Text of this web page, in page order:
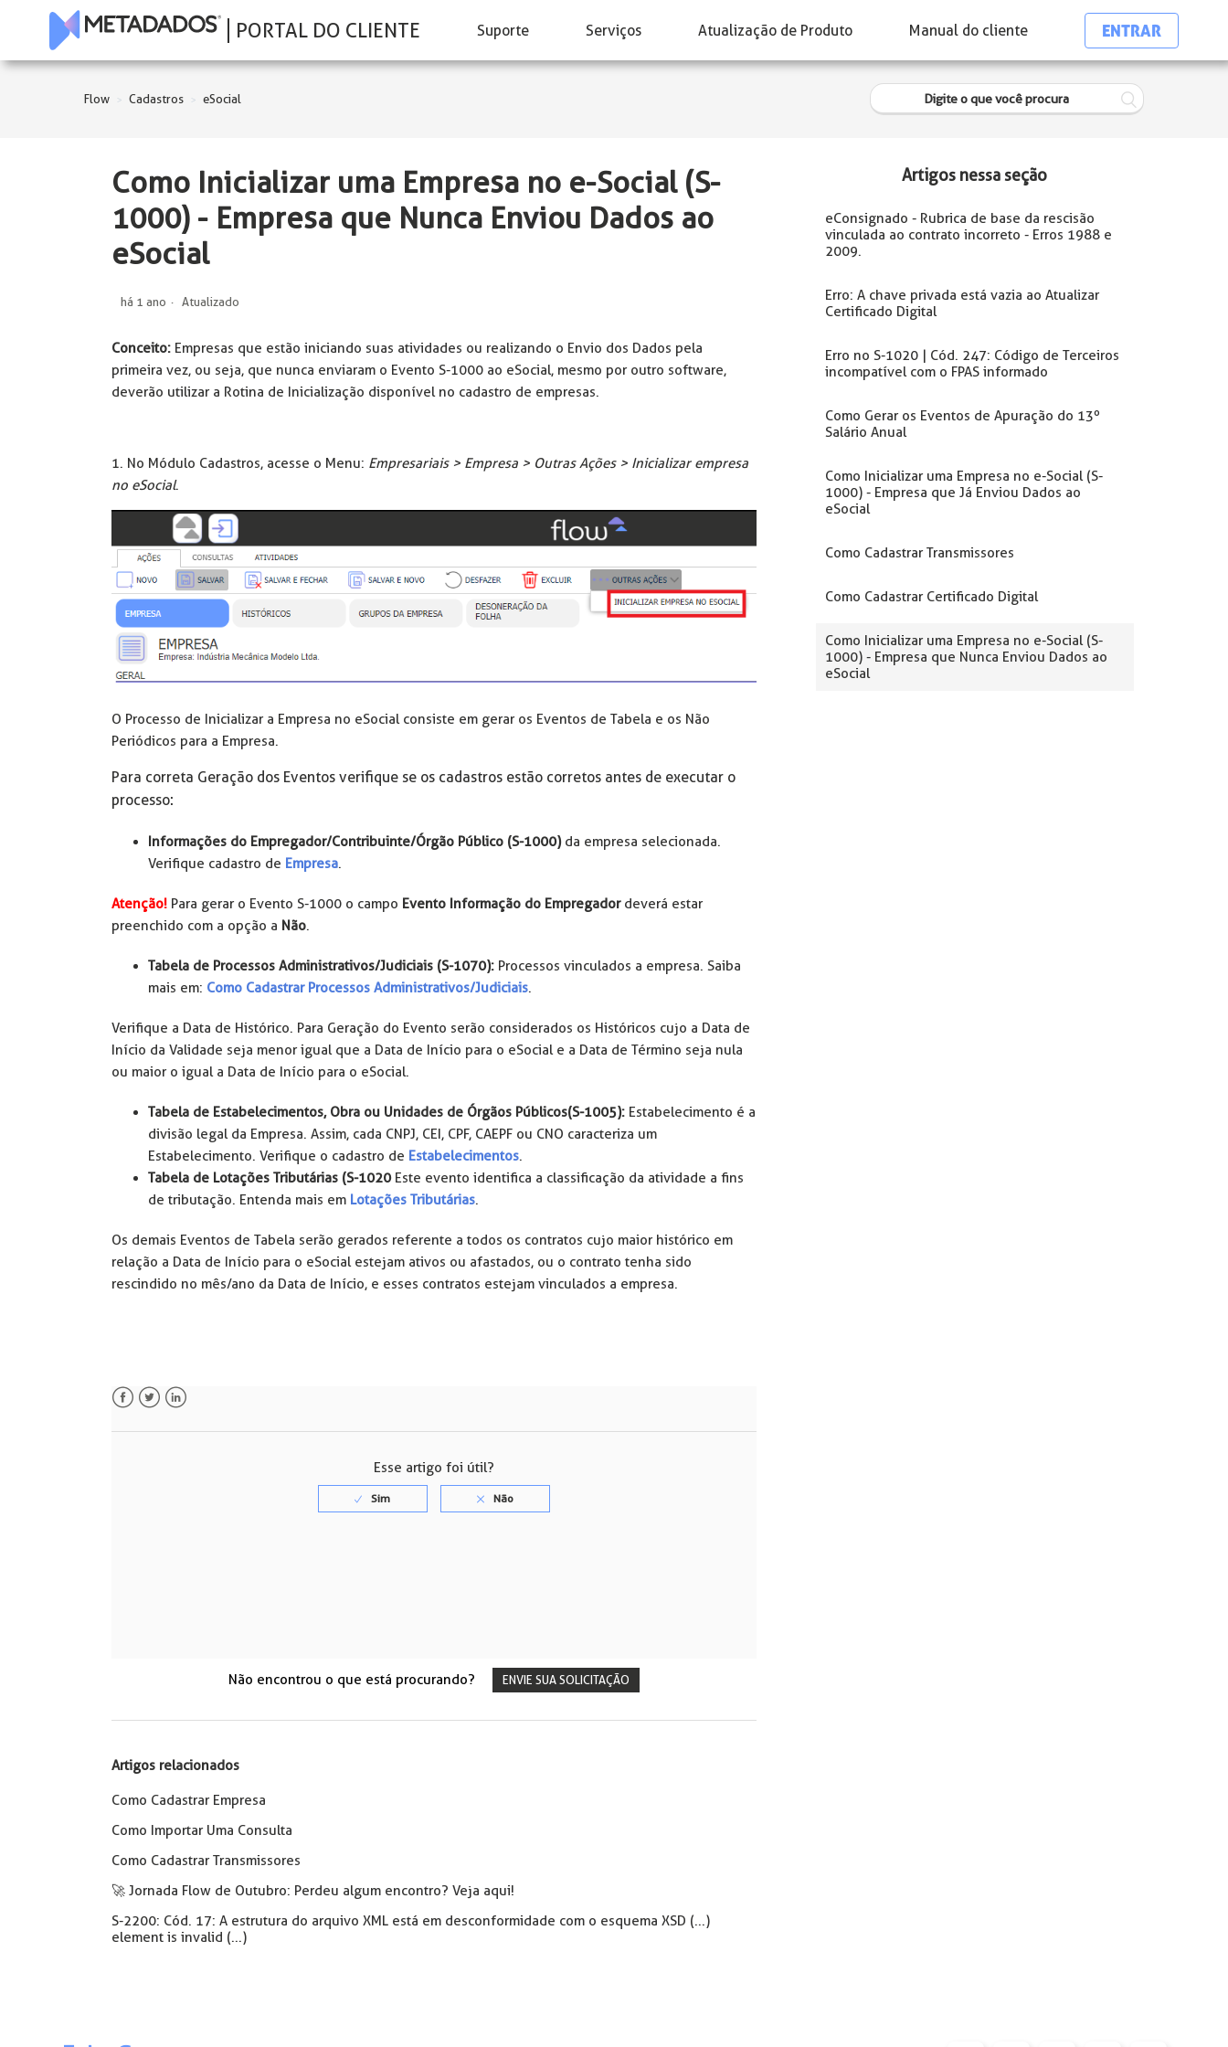
PORTAL DO CLIENTE Suporte Serviços Atualização de Produto Manual do cliente ENTRAR
Flow Cadastros eSocial
Como Inicializar uma Empresa no e-Social (S-
1000) - Empresa que Nunca Enviou Dados ao
eSocial
há 1 ano Atualizado
Conceito: Empresas que estão iniciando suas atividades ou realizando o Envio dos Dados pela
primeira vez, ou seja, que nunca enviaram o Evento S-1000 ao eSocial, mesmo por outro software,
deverão utilizar a Rotina de Inicialização disponível no cadastro de empresas.
1. No Módulo Cadastros, acesse o Menu: Empresariais > Empresa > Outras Ações > Inicializar empresa
no eSocial.
O Processo de Inicializar a Empresa no eSocial consiste em gerar os Eventos de Tabela e os Não
Periódicos para a Empresa.
Para correta Geração dos Eventos verifique se os cadastros estão corretos antes de executar o
processo:
Informações do Empregador/Contribuinte/Órgão Público (S-1000)da empresa selecionada.
Verifique cadastro de Empresa.
Atenção! Para gerar o Evento S-1000 o campo Evento Informação do Empregadordeverá estar
preenchido com a opção a Não.
Tabela de Processos Administrativos/Judiciais (S-1070): Processos vinculados a empresa. Saiba
mais em: Como Cadastrar Processos Administrativos/Judiciais.
Verifique a Data de Histórico. Para Geração do Evento serão considerados os Históricos cujo a Data de
Início da Validade seja menor igual que a Data de Início para o eSocial e a Data de Término seja nula
ou maior o igual a Data de Início para o eSocial.
Tabela de Estabelecimentos, Obra ou Unidades de Órgãos Públicos(S-1005): Estabelecimento é a
divisão legal da Empresa. Assim, cada CNPJ, CEI, CPF, CAEPF ou CNO caracteriza um
Estabelecimento. Verifique o cadastro de Estabelecimentos.
Tabela de Lotações Tributárias (S-1020Este evento identifica a classificação da atividade a fins
de tributação. Entenda mais em Lotações Tributárias.
Os demais Eventos de Tabela serão gerados referente a todos os contratos cujo maior histórico em
relação a Data de Início para o eSocial estejam ativos ou afastados, ou o contrato tenha sido
rescindido no mês/ano da Data de Início, e esses contratos estejam vinculados a empresa.
Esse artigo foi útil?
Não encontrou o que está procurando? ENVIE SUA SOLICITAÇÃO
Artigos relacionados
Como Cadastrar Empresa
Como Importar Uma Consulta
Como Cadastrar Transmissores
🚀 Jornada Flow de Outubro: Perdeu algum encontro? Veja aqui!
S-2200: Cód. 17: A estrutura do arquivo XML está em desconformidade com o esquema XSD (...)
element is invalid (...)
Artigos nessa seção
eConsignado - Rubrica de base da rescisão
vinculada ao contrato incorreto - Erros 1988 e
2009.
Erro: A chave privada está vazia ao Atualizar
Certificado Digital
Erro no S-1020 | Cód. 247: Código de Terceiros
incompatível com o FPAS informado
Como Gerar os Eventos de Apuração do 13º
Salário Anual
Como Inicializar uma Empresa no e-Social (S-
1000) - Empresa que Já Enviou Dados ao
eSocial
Como Cadastrar Transmissores
Como Cadastrar Certificado Digital
Como Inicializar uma Empresa no e-Social (S-
1000) - Empresa que Nunca Enviou Dados ao
eSocial